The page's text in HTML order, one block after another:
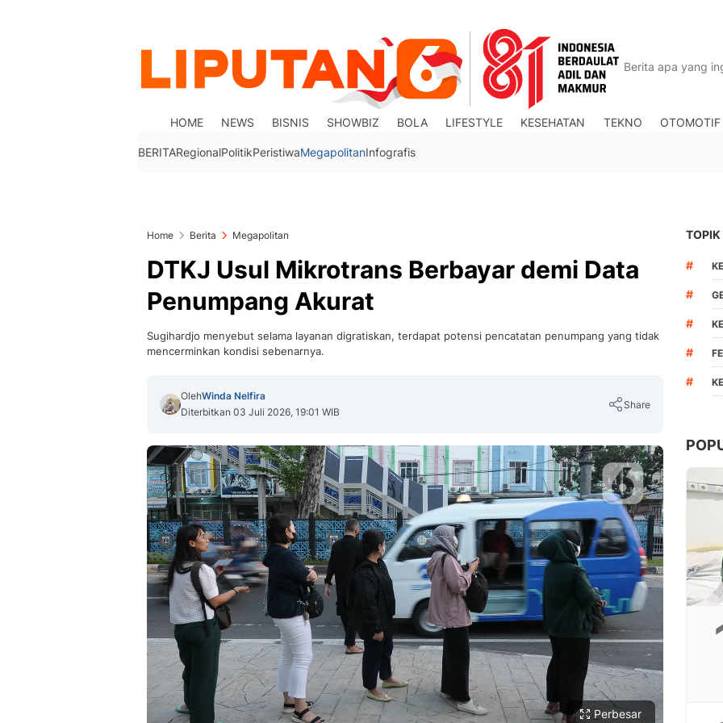
HOME NEWS BISNIS SHOWBIZ BOLA LIFESTYLE KESEHATAN TEKNO OTOMOTIF
BERITARegionalPolitikPeristiwaMegapolitanInfografis
Home Berita Megapolitan
DTKJ Usul Mikrotrans Berbayar demi Data
Penumpang Akurat
Sugihardjo menyebut selama layanan digratiskan, terdapat potensi pencatatan penumpang yang tidak
mencerminkan kondisi sebenarnya.
OlehWinda Nelfira
Diterbitkan 03 Juli 2026, 19:01 WIB
Share
Copy Link
Perbesar
TOPIK
#
#
#
#
#